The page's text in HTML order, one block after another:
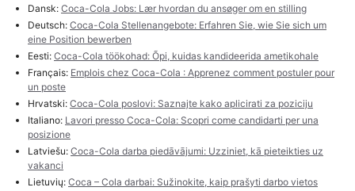
Dansk: Coca-Cola Jobs: Lær hvordan du ansøger om en stilling
Deutsch: Coca-Cola Stellenangebote: Erfahren Sie, wie Sie sich um
eine Position bewerben
Eesti: Coca-Cola töökohad: Õpi, kuidas kandideerida ametikohale
Français: Emplois chez Coca-Cola : Apprenez comment postuler pour
un poste
Hrvatski: Coca-Cola poslovi: Saznajte kako aplicirati za poziciju
Italiano: Lavori presso Coca-Cola: Scopri come candidarti per una
posizione
Latviešu: Coca-Cola darba piedāvājumi: Uzziniet, kā pieteikties uz
vakanci
Lietuvių: Coca – Cola darbai: Sužinokite, kaip prašyti darbo vietos